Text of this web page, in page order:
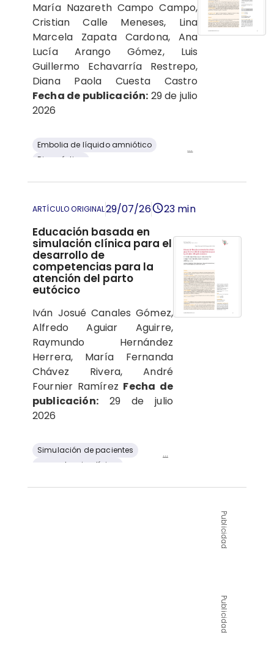
María Nazareth Campo Campo,
Cristian Calle Meneses, Lina
Marcela Zapata Cardona, Ana
Lucía Arango Gómez, Luis
Guillermo Echavarría Restrepo,
Diana Paola Cuesta Castro
Fecha de publicación: 29 de julio
2026
Embolia de líquido amniótico
Diagnóstico
factores de riesgo
...
ARTÍCULO ORIGINAL29/07/26 23 min
Educación basada en
simulación clínica para el
desarrollo de
competencias para la
atención del parto
eutócico
Iván Josué Canales Gómez,
Alfredo Aguiar Aguirre,
Raymundo Hernández
Herrera, María Fernanda
Chávez Rivera, André
Fournier Ramírez Fecha de
publicación:29 de julio
2026
Simulación de pacientes
competencia clínica
...
Publicidad
Publicidad